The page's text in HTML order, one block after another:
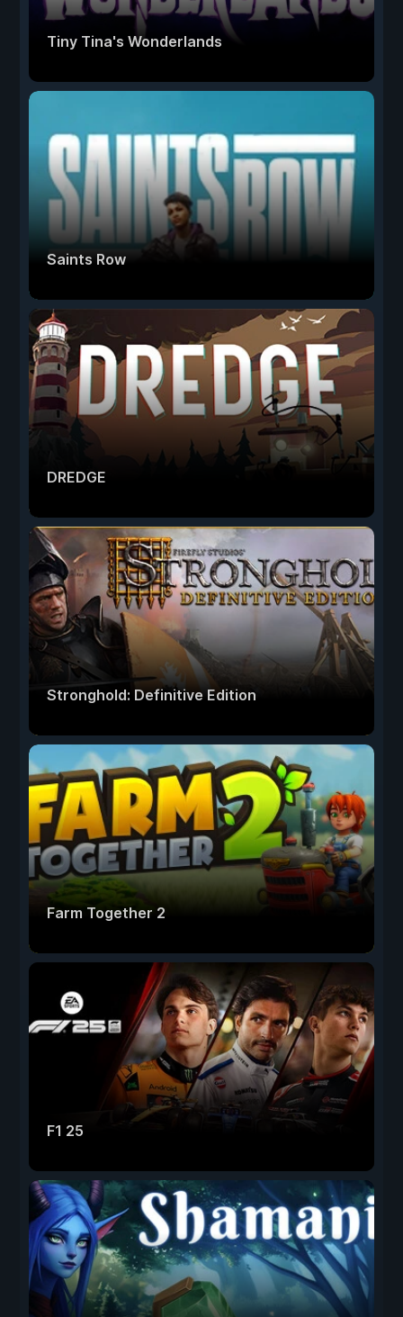
Tiny Tina's Wonderlands
Saints Row
DREDGE
Stronghold: Definitive Edition
Farm Together 2
F1 25